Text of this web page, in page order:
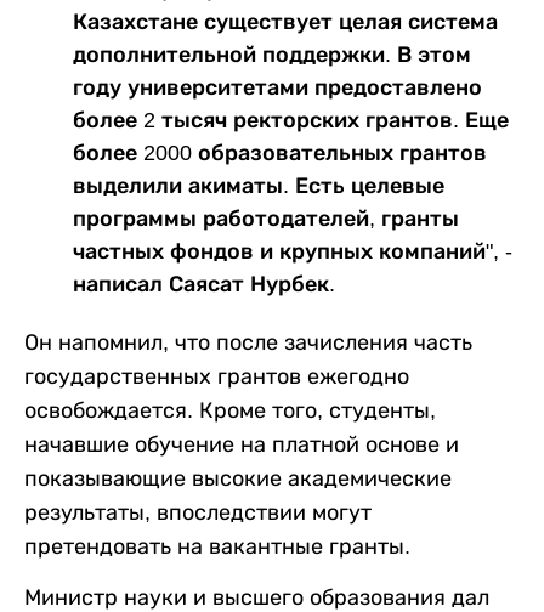
Казахстане существует целая система
дополнительной поддержки. В этом
году университетами предоставлено
более 2 тысяч ректорских грантов. Еще
более 2000 образовательных грантов
выделили акиматы. Есть целевые
программы работодателей, гранты
частных фондов и крупных компаний", -
написал Саясат Нурбек.
Он напомнил, что после зачисления часть
государственных грантов ежегодно
освобождается. Кроме того, студенты,
начавшие обучение на платной основе и
показывающие высокие академические
результаты, впоследствии могут
претендовать на вакантные гранты.
Министр науки и высшего образования дал